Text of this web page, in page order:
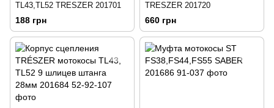
TL43,TL52 TRESZER 201701
188 грн
TRESZER 201720
660 грн